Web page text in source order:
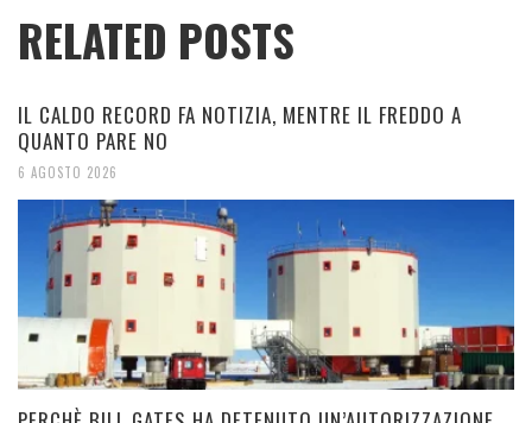
RELATED POSTS
IL CALDO RECORD FA NOTIZIA, MENTRE IL FREDDO A
QUANTO PARE NO
6 AGOSTO 2026